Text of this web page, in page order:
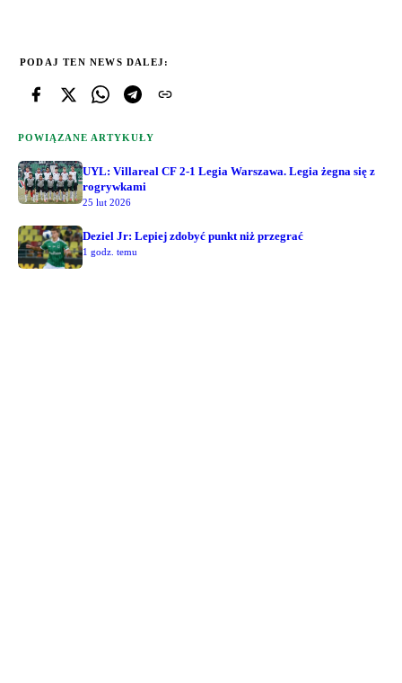
PODAJ TEN NEWS DALEJ:
POWIĄZANE ARTYKUŁY
UYL: Villareal CF 2-1 Legia Warszawa. Legia żegna się z
rogrywkami
25 lut 2026
Deziel Jr: Lepiej zdobyć punkt niż przegrać
1 godz. temu